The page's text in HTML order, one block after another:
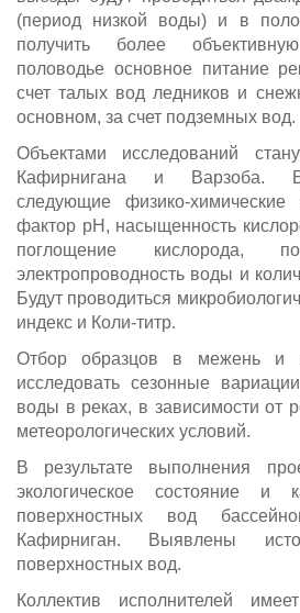
(период низкой воды) и в
получить более
половодье основное питание
счет талых вод ледников и
основном, за счет подземных вод.
Объектами исследований
Кафирнигана и Варзоба.
следующие физико-химические
фактор рН, насыщенность
поглощение кислорода,
электропроводность воды и
Будут проводиться
индекс и Коли-титр.
Отбор образцов в межень и
исследовать сезонные
воды в реках, в зависимости от
метеорологических условий.
В результате выполнения
экологическое состояние и
поверхностных вод
Кафирниган. Выявлены
поверхностных вод.
Коллектив исполнителей